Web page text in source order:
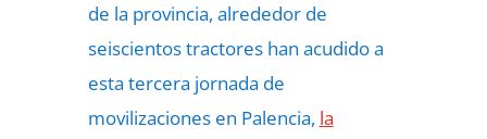
de la provincia, alrededor de
seiscientos tractores han acudido a
esta tercera jornada de
movilizaciones en Palencia, la